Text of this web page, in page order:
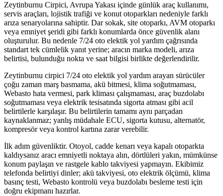
Zeytinburnu Cirpici, Avrupa Yakası içinde günlük araç kullanımı,
servis araçları, lojistik trafiği ve konut otoparkları nedeniyle farklı
arıza senaryolarına sahiptir. Dar sokak, site otoparkı, AVM otoparkı
veya emniyet şeridi gibi farklı konumlarda önce güvenlik alanı
oluşturulur. Bu nedenle 7/24 oto elektik yol yardım çağrısında
standart tek cümlelik yanıt yerine; aracın marka modeli, arıza
belirtisi, bulunduğu nokta ve saat bilgisi birlikte değerlendirilir.
Zeytinburnu cirpici 7/24 oto elektik yol yardım arayan sürücüler
çoğu zaman marş basmama, akü bitmesi, klima soğutmaması,
Webasto hata vermesi, park kliması çalışmaması, araç buzdolabı
soğutmaması veya elektrik tesisatında sigorta atması gibi acil
belirtilerle karşılaşır. Bu belirtilerin tamamı aynı parçadan
kaynaklanmaz; yanlış müdahale ECU, sigorta kutusu, alternatör,
kompresör veya kontrol kartına zarar verebilir.
İlk adım güvenliktir. Otoyol, cadde kenarı veya kapalı otoparkta
kaldıysanız aracı emniyetli noktaya alın, dörtlüleri yakın, mümkünse
konum paylaşın ve rastgele kablo takviyesi yapmayın. Ekibimiz
telefonda belirtiyi dinler; akü takviyesi, oto elektrik ölçümü, klima
basınç testi, Webasto kontrolü veya buzdolabı besleme testi için
doğru ekipmanı hazırlar.